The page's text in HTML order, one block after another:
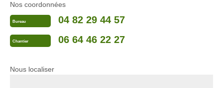
Nos coordonnées
Bureau 04 82 29 44 57
Chantier 06 64 46 22 27
Nous localiser